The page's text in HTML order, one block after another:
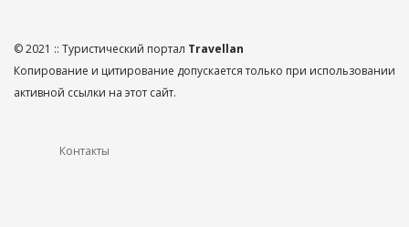
© 2021 :: Туристический портал Travellan
Копирование и цитирование допускается только при использовании
активной ссылки на этот сайт.
Контакты